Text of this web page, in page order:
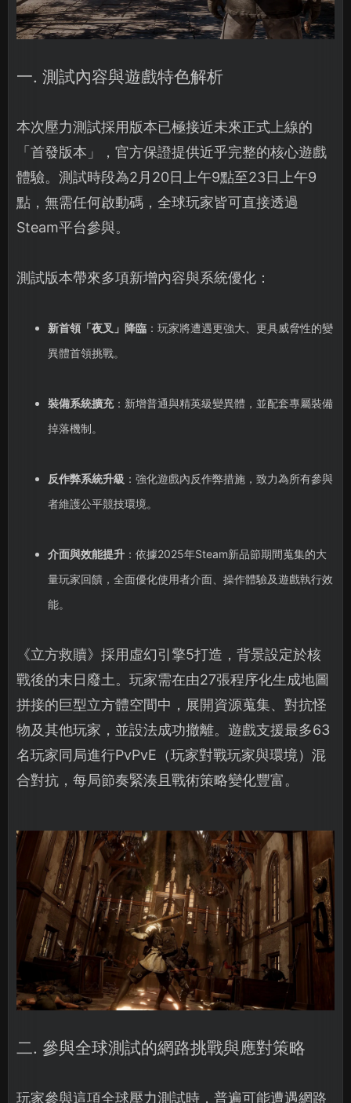
一. 測試內容與遊戲特色解析
本次壓力測試採用版本已極接近未來正式上線的
「首發版本」，官方保證提供近乎完整的核心遊戲
體驗。測試時段為2月20日上午9點至23日上午9
點，無需任何啟動碼，全球玩家皆可直接透過
Steam平台參與。
測試版本帶來多項新增內容與系統優化：
新首領「夜叉」降臨：玩家將遭遇更強大、更具威脅性的變
異體首領挑戰。
裝備系統擴充：新增普通與精英級變異體，並配套專屬裝備
掉落機制。
反作弊系統升級 ：強化遊戲內反作弊措施，致力為所有參與
者維護公平競技環境。
介面與效能提升：依據2025年Steam新品節期間蒐集的大
量玩家回饋，全面優化使用者介面、操作體驗及遊戲執行效
能。
《立方救贖》採用虛幻引擎5打造，背景設定於核
戰後的末日廢土。玩家需在由27張程序化生成地圖
拼接的巨型立方體空間中，展開資源蒐集、對抗怪
物及其他玩家，並設法成功撤離。遊戲支援最多63
名玩家同局進行PvPvE（玩家對戰玩家與環境）混
合對抗，每局節奏緊湊且戰術策略變化豐富。
二. 參與全球測試的網路挑戰與應對策略
玩家參與這項全球壓力測試時，普遍可能遭遇網路